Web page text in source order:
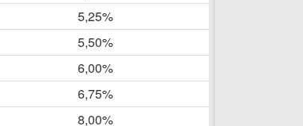
Laporan Keuangan Berkelanjutan
Daftar Pemenang Undian
TAMASHA Bulan April 2025
5,25%
5,50%
6,00%
6,75%
8,00%